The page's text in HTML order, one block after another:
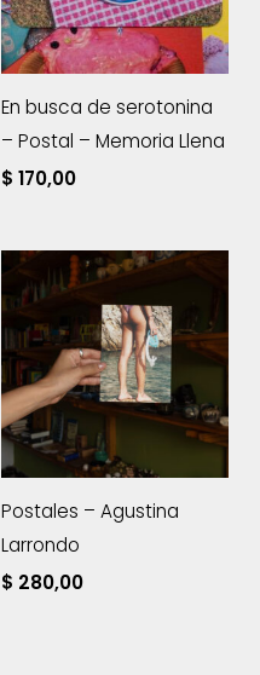
En busca de serotonina
– Postal – Memoria Llena
$ 170,00
Postales – Agustina
Larrondo
$ 280,00